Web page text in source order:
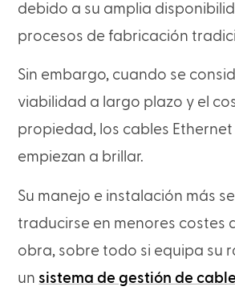
debido a su amplia
procesos de fabricación
Sin embargo, cuando se
viabilidad a largo plazo y el
propiedad, los cables
empiezan a brillar.
Su manejo e instalación más
traducirse en menores costes
obra, sobre todo si equipa su
un sistema de gestión de